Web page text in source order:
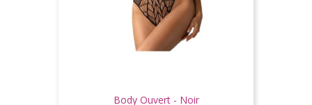
Body Ouvert - Noir